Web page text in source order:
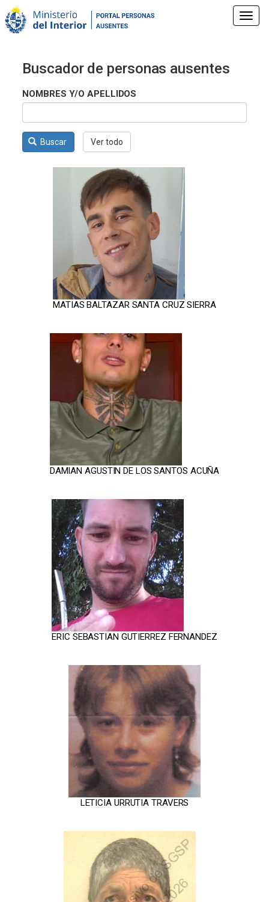
Pasar
al
contenido
Buscador de personas ausentes
NOMBRES Y/O APELLIDOS
Buscar Ver todo
MATIAS BALTAZAR SANTA CRUZ SIERRA
DAMIAN AGUSTIN DE LOS SANTOS ACUÑA
ERIC SEBASTIAN GUTIERREZ FERNANDEZ
LETICIA URRUTIA TRAVERS